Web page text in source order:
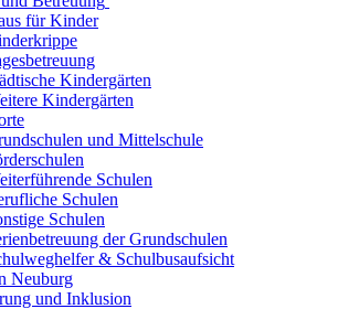
für Kinder
Kindergärten
Kindergärten
und Mittelschule
Schulen
Schulen
Schulen
der Grundschulen
& Schulbusaufsicht
Neuburg
und Inklusion